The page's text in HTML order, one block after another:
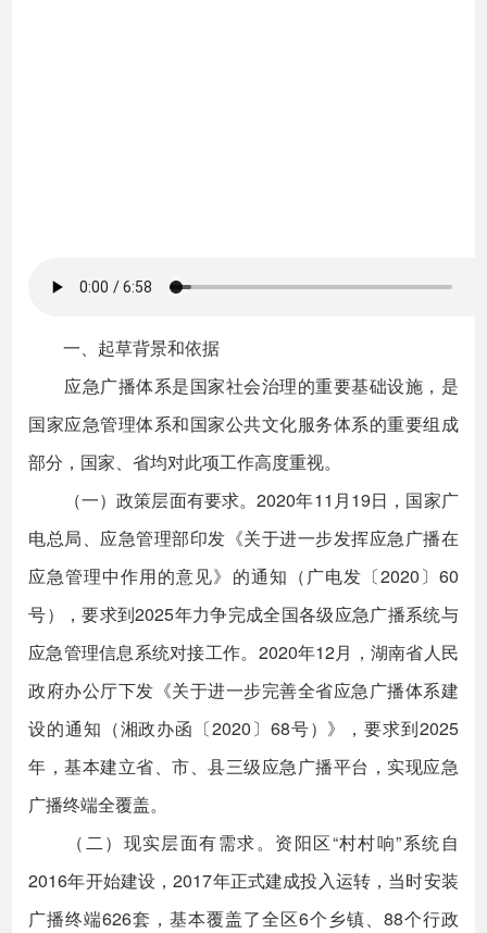
一、起草背景和依据
应急广播体系是国家社会治理的重要基础设施，是
国家应急管理体系和国家公共文化服务体系的重要组成
部分，国家、省均对此项工作高度重视。
（一）政策层面有要求。2020年11月19日，国家广
电总局、应急管理部印发《关于进一步发挥应急广播在
应急管理中作用的意见》的通知（广电发〔2020〕60
号），要求到2025年力争完成全国各级应急广播系统与
应急管理信息系统对接工作。2020年12月，湖南省人民
政府办公厅下发《关于进一步完善全省应急广播体系建
设的通知（湘政办函〔2020〕68号）》，要求到2025
年，基本建立省、市、县三级应急广播平台，实现应急
广播终端全覆盖。
（二）现实层面有需求。资阳区“村村响”系统自
2016年开始建设，2017年正式建成投入运转，当时安装
广播终端626套，基本覆盖了全区6个乡镇、88个行政